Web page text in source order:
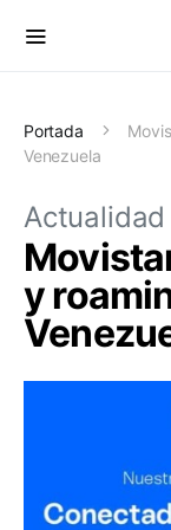
Portada
Venezuela
Actualidad
y